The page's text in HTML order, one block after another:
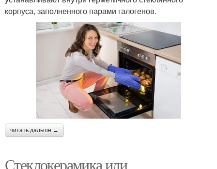
корпуса, заполненного парами галогенов.
читать дальше →
Стеклокерамика или